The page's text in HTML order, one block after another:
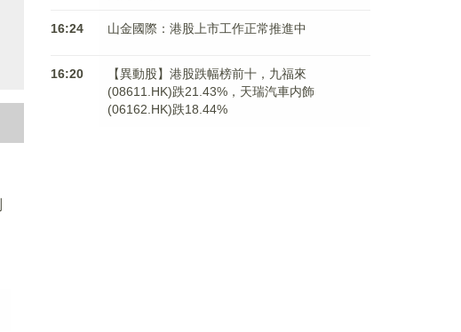
16:24 山金國際：港股上市工作正常推進中
16:20
【異動股】港股跌幅榜前十，九福來
(08611.HK)跌21.43%，天瑞汽車内飾
(06162.HK)跌18.44%